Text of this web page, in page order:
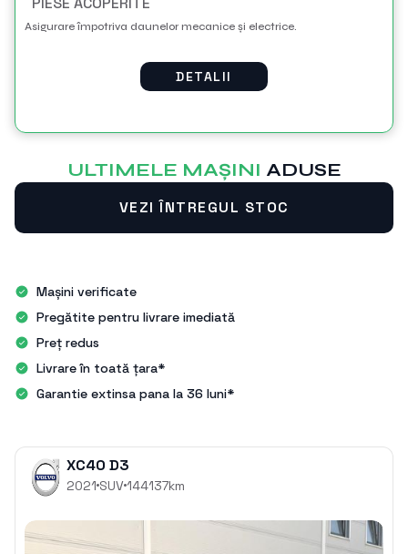
Asigurare împotriva daunelor mecanice și electrice.
DETALII
ULTIMELE MAŞINI ADUSE
VEZI ÎNTREGUL STOC
Mașini verificate
Pregătite pentru livrare imediată
Preț redus
Livrare în toată țara*
Garantie extinsa pana la 36 luni*
XC40 D3
2021 SUV144137km